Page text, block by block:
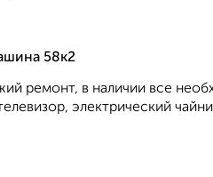
58к2
ремонт, в наличии все
электрический